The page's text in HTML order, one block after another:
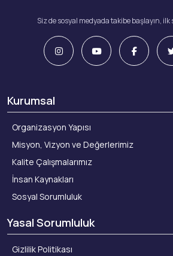
Siz de sosyal medyada takibe başlayın,
Kurumsal
Organizasyon Yapısı
Misyon, Vizyon ve Değerlerimiz
Kalite Çalışmalarımız
İnsan Kaynakları
Sosyal Sorumluluk
Yasal Sorumluluk
Gizlilik Politikası